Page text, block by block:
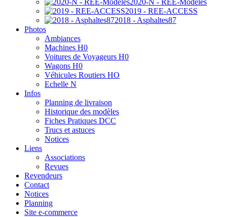
2020-N - REE-Modèles
2019 - REE-ACCESS
2018 - Asphaltes87
Photos
Ambiances
Machines H0
Voitures de Voyageurs H0
Wagons H0
Véhicules Routiers HO
Echelle N
Infos
Planning de livraison
Historique des modèles
Fiches Pratiques DCC
Trucs et astuces
Notices
Liens
Associations
Revues
Revendeurs
Contact
Notices
Planning
Site e-commerce